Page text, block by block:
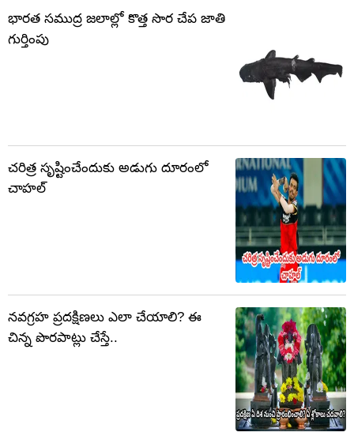
భారత సముద్ర జలాల్లో కొత్త సొర చేప జాతి
గుర్తింపు
చరిత్ర సృష్టించేందుకు అడుగు దూరంలో
చాహల్
నవగ్రహ ప్రదక్షిణలు ఎలా చేయాలి? ఈ
చిన్న పొరపాట్లు చేస్తే..